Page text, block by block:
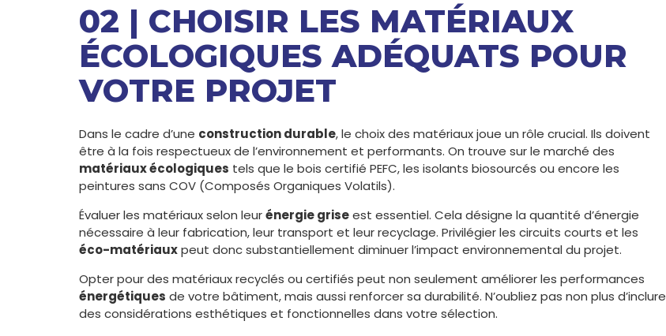
02 | CHOISIR LES MATÉRIAUX
ÉCOLOGIQUES ADÉQUATS POUR
VOTRE PROJET
Dans le cadre d’une construction durable, le choix des matériaux joue un rôle crucial. Ils doivent
être à la fois respectueux de l’environnement et performants. On trouve sur le marché des
matériaux écologiques tels que le bois certifié PEFC, les isolants biosourcés ou encore les
peintures sans COV (Composés Organiques Volatils).
Évaluer les matériaux selon leurénergie griseest essentiel. Cela désigne la quantité d’énergie
nécessaire à leur fabrication, leur transport et leur recyclage. Privilégier les circuits courts et les
éco-matériauxpeut donc substantiellement diminuer l’impact environnemental du projet.
Opter pour des matériaux recyclés ou certifiés peut non seulement améliorer les performances
énergétiques de votre bâtiment, mais aussi renforcer sa durabilité. N’oubliez pas non plus d’inclure
des considérations esthétiques et fonctionnelles dans votre sélection.